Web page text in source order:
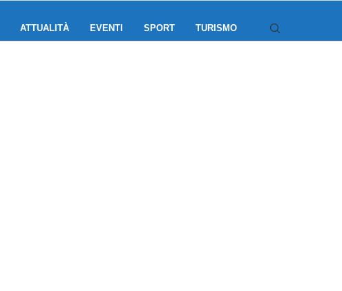
ATTUALITÀ EVENTI SPORT TURISMO